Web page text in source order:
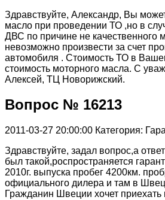
Здравствуйте, Александр, Вы
масло при проведении ТО ,но в
ДВС по причине не качественного
невозможно произвести за счет
автомобиля . Стоимость ТО в
стоимость моторного масла. С
Алексей, ТЦ Новорижский.
Вопрос № 16213
2011-03-27 20:00:00 Категория:
Здравствуйте, задал вопрос,а
был такой,роспространяется
2010г. выпуска пробег 4200км.
официального дилера и там в
Гражданин Швеции хочет приехать